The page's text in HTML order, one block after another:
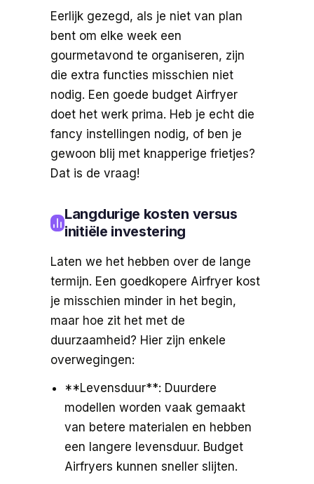
Eerlijk gezegd, als je niet van plan
bent om elke week een
gourmetavond te organiseren, zijn
die extra functies misschien niet
nodig. Een goede budget Airfryer
doet het werk prima. Heb je echt die
fancy instellingen nodig, of ben je
gewoon blij met knapperige frietjes?
Dat is de vraag!
Langdurige kosten versus
initiële investering
Laten we het hebben over de lange
termijn. Een goedkopere Airfryer kost
je misschien minder in het begin,
maar hoe zit het met de
duurzaamheid? Hier zijn enkele
overwegingen:
**Levensduur**: Duurdere
modellen worden vaak gemaakt
van betere materialen en hebben
een langere levensduur. Budget
Airfryers kunnen sneller slijten.